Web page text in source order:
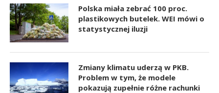
Polska miała zebrać 100 proc.
plastikowych butelek. WEI mówi o
statystycznej iluzji
Zmiany klimatu uderzą w PKB.
Problem w tym, że modele
pokazują zupełnie różne rachunki